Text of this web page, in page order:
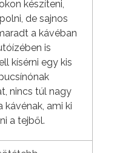
készíteni,
de sajnos
a kávéban
is
kísérni egy kis
nincs túl nagy
kávénak, ami ki
a tejből.